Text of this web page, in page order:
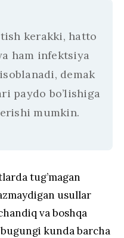
kerakki, hatto
ham infektsiya
demak
paydo bo’lishiga
mumkin.
tug’magan
usullar
va boshqa
kunda barcha